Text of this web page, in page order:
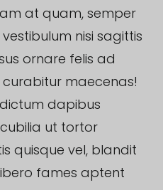
at quam, semper
nisi sagittis
ornare felis ad
maecenas!
dapibus
ut tortor
quisque vel, blandit
fames aptent